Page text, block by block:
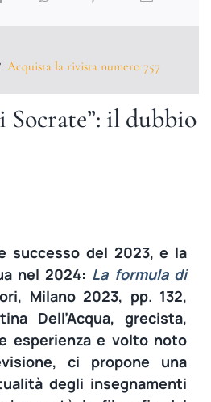
MONOGRAFICI
Acquista la rivista numero 757
Socrate”: il dubbio
successo del 2023, e la
nel 2024: La formula di
Milano 2023, pp. 132,
Dell’Acqua, grecista,
esperienza e volto noto
ci propone una
degli insegnamenti